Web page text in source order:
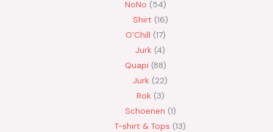
NoNo
54
Shirt 16
O'Chill 17
Jurk 4
Quapi 88
Jurk
22
Rok 3
Schoenen 1
T-shirt & Tops 13